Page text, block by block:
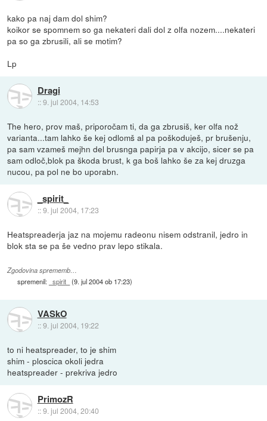
kako pa naj dam dol shim?
koikor se spomnem so ga nekateri dali dol z olfa nozem....nekateri
pa so ga zbrusili, ali se motim?
Lp
Dragi
::9. jul 2004, 14:53
The hero, prov maš, priporočam ti, da ga zbrusiš, ker olfa nož
varianta...tam lahko še kej odlomš al pa poškoduješ, pr brušenju,
pa sam vzameš mejhn del brusnga papirja pa v akcijo, sicer se pa
sam odloč,blok pa škoda brust, k ga boš lahko še za kej druzga
nucou, pa pol ne bo uporabn.
_spirit_
::9. jul 2004, 17:23
Heatspreaderja jaz na mojemu radeonu nisem odstranil, jedro in
blok sta se pa še vedno prav lepo stikala.
Zgodovina sprememb…
spremenil: _spirit_ (9. jul 2004 ob 17:23)
VASkO
::9. jul 2004, 19:22
to ni heatspreader, to je shim
shim - ploscica okoli jedra
heatspreader - prekriva jedro
PrimozR
::9. jul 2004, 20:40